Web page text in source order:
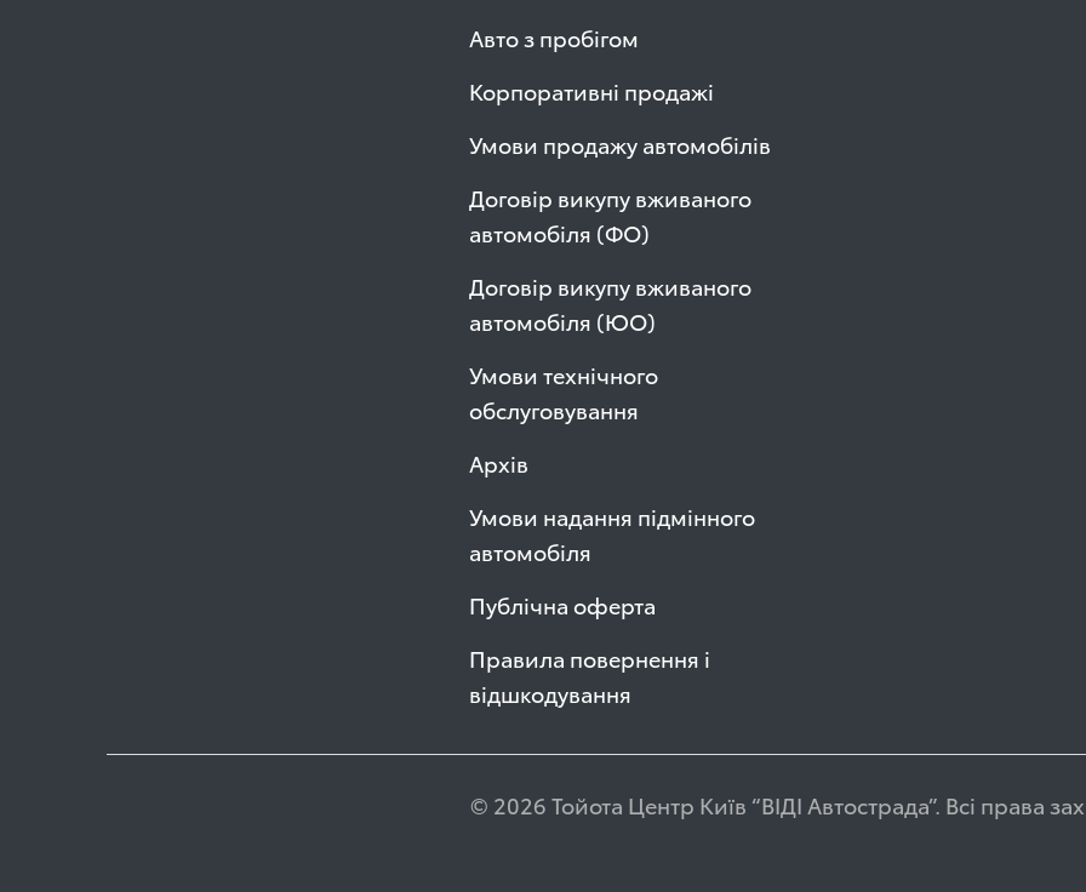
Авто з пробігом
Корпоративні продажі
Умови продажу автомобілів
Договір викупу вживаного
автомобіля (ФО)
Договір викупу вживаного
автомобіля (ЮО)
Умови технічного
обслуговування
Архів
Умови надання підмінного
автомобіля
Публічна оферта
Правила повернення і
відшкодування
© 2026 Тойота Центр Київ “ВІДІ Автострада”. Всі права